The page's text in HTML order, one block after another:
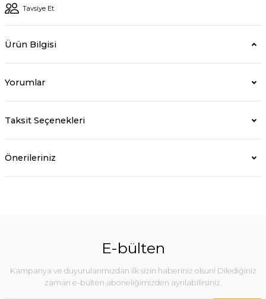
Tavsiye Et
Ürün Bilgisi
Yorumlar
Taksit Seçenekleri
Önerileriniz
E-bülten
Kampanya ve duyurularımızdan ilk sizin haberiniz olsun! Dilediğiniz
zaman e-bülten aboneliğimizden ayrılabilirsiniz.